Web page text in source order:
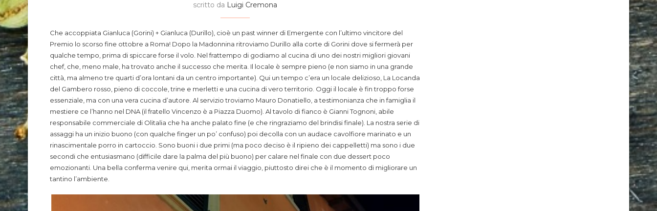
scritto da Luigi Cremona
Che accoppiata Gianluca (Gorini) + Gianluca (Durillo), cioè un past winner di Emergente con l’ultimo vincitore del
Premio lo scorso fine ottobre a Roma! Dopo la Madonnina ritroviamo Durillo alla corte di Gorini dove si fermerà per
qualche tempo, prima di spiccare forse il volo. Nel frattempo di godiamo al cucina di uno dei nostri migliori giovani
chef, che, meno male, ha trovato anche il successo che merita. Il locale è sempre pieno (e non siamo in una grande
città, ma almeno tre quarti d’ora lontani da un centro importante). Qui un tempo c’era un locale delizioso, La Locanda
del Gambero rosso, pieno di coccole, trine e merletti e una cucina di vero territorio. Oggi il locale è fin troppo forse
essenziale, ma con una vera cucina d’autore. Al servizio troviamo Mauro Donatiello, a testimonianza che in famiglia il
mestiere ce l’hanno nel DNA (il fratello Vincenzo è a Piazza Duomo). Al tavolo di fianco è Gianni Tognoni, abile
responsabile commerciale di Olitalia che ha anche palato fine (e che ringraziamo del brindisi finale). La nostra serie di
assaggi ha un inizio buono (con qualche finger un po’ confuso) poi decolla con un audace cavolfiore marinato e un
rinascimentale porro in cartoccio. Sono buoni i due primi (ma poco deciso è il ripieno dei cappelletti) ma sono i due
secondi che entusiasmano (difficile dare la palma del più buono) per calare nel finale con due dessert poco
emozionanti. Una bella conferma venire qui, merita ormai il viaggio, piuttosto direi che è il momento di migliorare un
tantino l’ambiente.